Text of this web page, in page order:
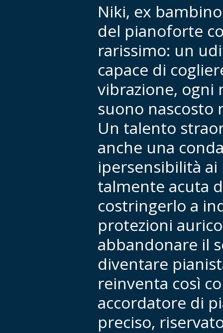
Niki, ex
del pianoforte
rarissimo: un
capace di
vibrazione, ogni
suono nascosto
Un talento
anche una
ipersensibilità
talmente acuta
costringerlo a
protezioni
abbandonare il
diventare
reinventa così
accordatore di
preciso,